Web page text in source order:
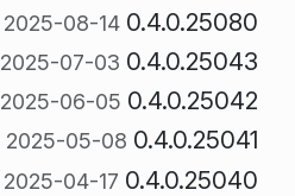
0.4.0.25080
2025-08-14
0.4.0.25043
2025-07-03
0.4.0.25042
2025-06-05
0.4.0.25041
2025-05-08
0.4.0.25040
2025-04-17